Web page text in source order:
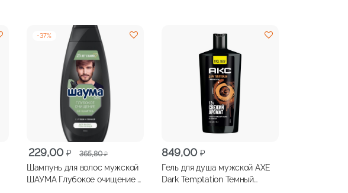
-37%
365,80₽
Первоначальная
цена
составляла
229,00 ₽
Текущая
цена:
229,00 ₽.
Шампунь для волос мужской
ШАУМА Глубокое очищение 3
849,00 ₽
Гель для душа мужской AXE
Dark Temptation Темный